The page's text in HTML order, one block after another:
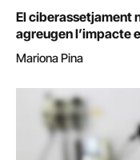
El ciberassetjament
agreugen l’impacte
Mariona Pina